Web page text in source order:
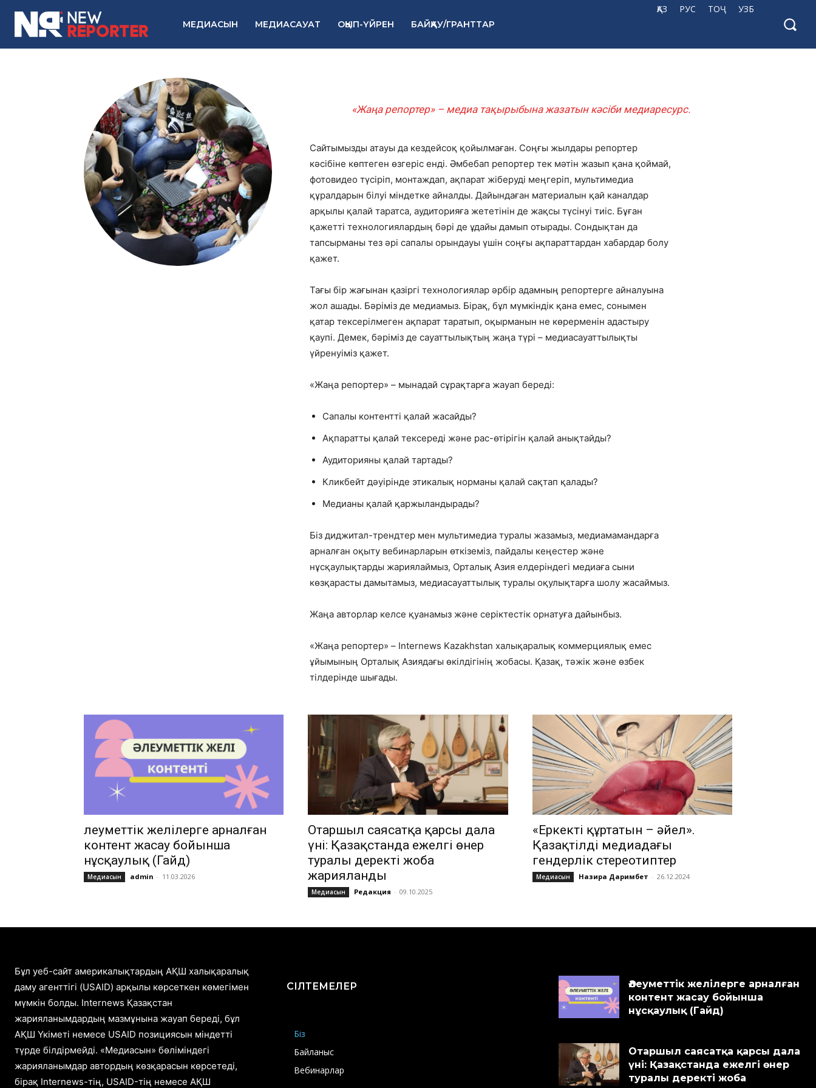
ҚАЗ РУС ТОҶ УЗБ
МЕДИАСЫН МЕДИАСАУАТ ОҚЫП-ҮЙРЕН БАЙҚАУ/ГРАНТТАР
«Жаңа репортер» – медиа тақырыбына жазатын кәсіби медиаресурс.
Сайтымызды атауы да кездейсоқ қойылмаған. Соңғы жылдары репортер
кәсібіне көптеген өзгеріс енді. Әмбебап репортер тек мәтін жазып қана қоймай,
фотовидео түсіріп, монтаждап, ақпарат жіберуді меңгеріп, мультимедиа
құралдарын білуі міндетке айналды. Дайындаған материалын қай каналдар
арқылы қалай таратса, аудиторияға жететінін де жақсы түсінуі тиіс. Бұған
қажетті технологиялардың бәрі де ұдайы дамып отырады. Сондықтан да
тапсырманы тез әрі сапалы орындауы үшін соңғы ақпараттардан хабардар болу
қажет.
Тағы бір жағынан қазіргі технологиялар әрбір адамның репортерге айналуына
жол ашады. Бәріміз де медиамыз. Бірақ, бұл мүмкіндік қана емес, сонымен
қатар тексерілмеген ақпарат таратып, оқырманын не көрерменін адастыру
қаупі. Демек, бәріміз де сауаттылықтың жаңа түрі – медиасауаттылықты
үйренуіміз қажет.
«Жаңа репортер» – мынадай сұрақтарға жауап береді:
Сапалы контентті қалай жасайды?
Ақпаратты қалай тексереді және рас-өтірігін қалай анықтайды?
Аудиторияны қалай тартады?
Кликбейт дәуірінде этикалық норманы қалай сақтап қалады?
Медианы қалай қаржыландырады?
Біз диджитал-трендтер мен мультимедиа туралы жазамыз, медиамамандарға
арналған оқыту вебинарларын өткіземіз, пайдалы кеңестер және
нұсқаулықтарды жариялаймыз, Орталық Азия елдеріндегі медиаға сыни
көзқарасты дамытамыз, медиасауаттылық туралы оқулықтарға шолу жасаймыз.
Жаңа авторлар келсе қуанамыз және серіктестік орнатуға дайынбыз.
«Жаңа репортер» – Internews Kazakhstan халықаралық коммерциялық емес
ұйымының Орталық Азиядағы өкілдігінің жобасы. Қазақ, тәжік және өзбек
тілдерінде шығады.
Әлеуметтік желілерге арналған
контент жасау бойынша
нұсқаулық (Гайд)
Медиасын admin - 11.03.2026
Отаршыл саясатқа қарсы дала
үні: Қазақстанда ежелгі өнер
туралы деректі жоба
жарияланды
Медиасын Редакция - 09.10.2025
«Еркекті құртатын – әйел».
Қазақтілді медиадағы
гендерлік стереотиптер
Медиасын Назира Даримбет - 26.12.2024
Бұл уеб-сайт америкалықтардың АҚШ халықаралық
даму агенттігі (USAID) арқылы көрсеткен көмегімен
мүмкін болды. Internews Қазақстан
жарияланымдардың мазмұнына жауап береді, бұл
АҚШ Үкіметі немесе USAID позициясын міндетті
түрде білдірмейді. «Медиасын» бөліміндегі
жарияланымдар автордың көзқарасын көрсетеді,
бірақ Internews-тің, USAID-тің немесе АҚШ
СІЛТЕМЕЛЕР
Біз
Байланыс
Вебинарлар
Әлеуметтік желілерге арналған
контент жасау бойынша
нұсқаулық (Гайд)
Отаршыл саясатқа қарсы дала
үні: Қазақстанда ежелгі өнер
туралы деректі жоба